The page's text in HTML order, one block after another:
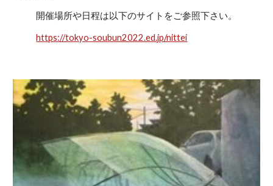
開催場所や日程は以下のサイトをご参照下さい。
https://tokyo-soubun2022.ed.jp/nittei